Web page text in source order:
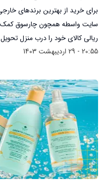
برای خرید از بهترین برندهای
سایت واسطه همچون چارسوق کمک
ریالی کالای خود را درب منزل
20:55 - 29 اردیبهشت 1403